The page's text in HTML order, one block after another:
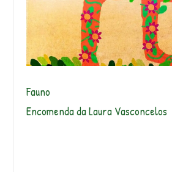
Fauno
Encomenda da Laura Vasconcelos